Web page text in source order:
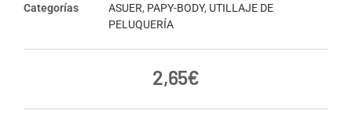
Categorías
ASUER, PAPY-BODY, UTILLAJE DE
PELUQUERÍA
2,65€